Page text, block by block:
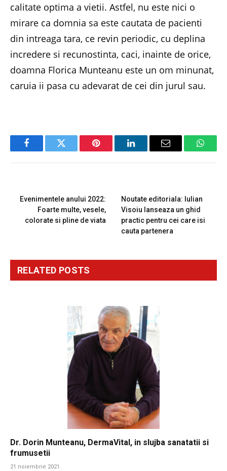
calitate optima a vietii. Astfel, nu este nici o
mirare ca domnia sa este cautata de pacienti
din intreaga tara, ce revin periodic, cu deplina
incredere si recunostinta, caci, inainte de orice,
doamna Florica Munteanu este un om minunat,
caruia ii pasa cu adevarat de cei din jurul sau.
FacebookTwitter Pinterest LinkedInEmail
Evenimentele anului 2022:
Foarte multe, vesele,
colorate si pline de viata
Noutate editoriala: Iulian
Visoiu lanseaza un ghid
practic pentru cei care isi
cauta partenera
RELATED POSTS
Dr. Dorin Munteanu, DermaVital, in slujba sanatatii si
frumusetii
21 noiembrie 2021